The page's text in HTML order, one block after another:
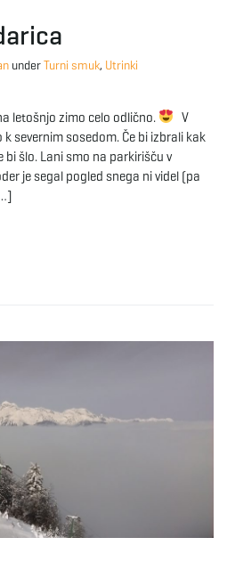
underTurni smuk, Utrinki
letošnjo zimo celo odlično.
V
severnim sosedom. Če bi izbrali kak
bi šlo. Lani smo na parkirišču v
je segal pogled snega ni videl (pa